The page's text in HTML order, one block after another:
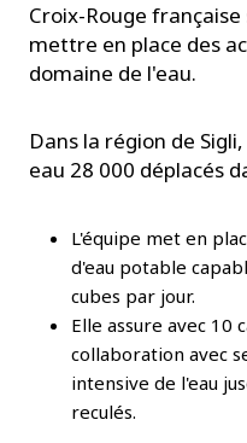
Croix-Rouge
mettre en place des
domaine de l'eau.
Dans la région de
eau 28 000 déplacés
L'équipe met en
d'eau potable
cubes par jour.
Elle assure avec 10
collaboration avec
intensive de l'eau
reculés.